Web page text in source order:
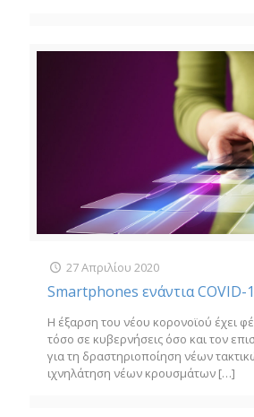
27 Απριλίου 2020
Smartphones ενάντια COVID-
Η έξαρση του νέου κορονοϊού έχει
τόσο σε κυβερνήσεις όσο και τον
για τη δραστηριοποίηση νέων
ιχνηλάτηση νέων κρουσμάτων […]